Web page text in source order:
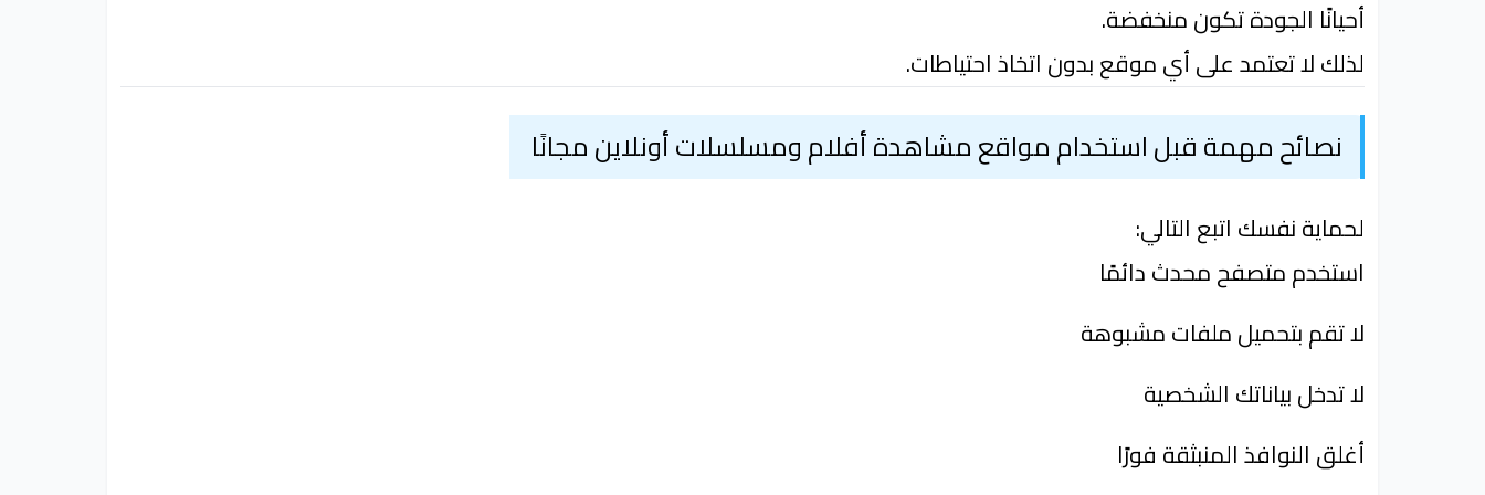
أحيانًا الجودة تكون منخفضة.
لذلك لا تعتمد على أي موقع بدون اتخاذ احتياطات.
نصائح مهمة قبل استخدام مواقع مشاهدة أفلام ومسلسلات أونلاين مجانًا
لحماية نفسك اتبع التالي:
استخدم متصفح محدث دائمًا
لا تقم بتحميل ملفات مشبوهة
لا تدخل بياناتك الشخصية
أغلق النوافذ المنبثقة فورًا